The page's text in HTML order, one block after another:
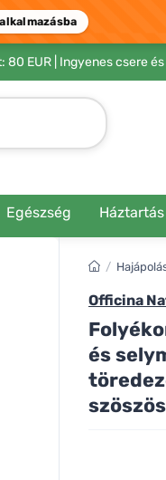
80 EUR | Ingyenes csere
Egészség Háztartás
/
Officina
és